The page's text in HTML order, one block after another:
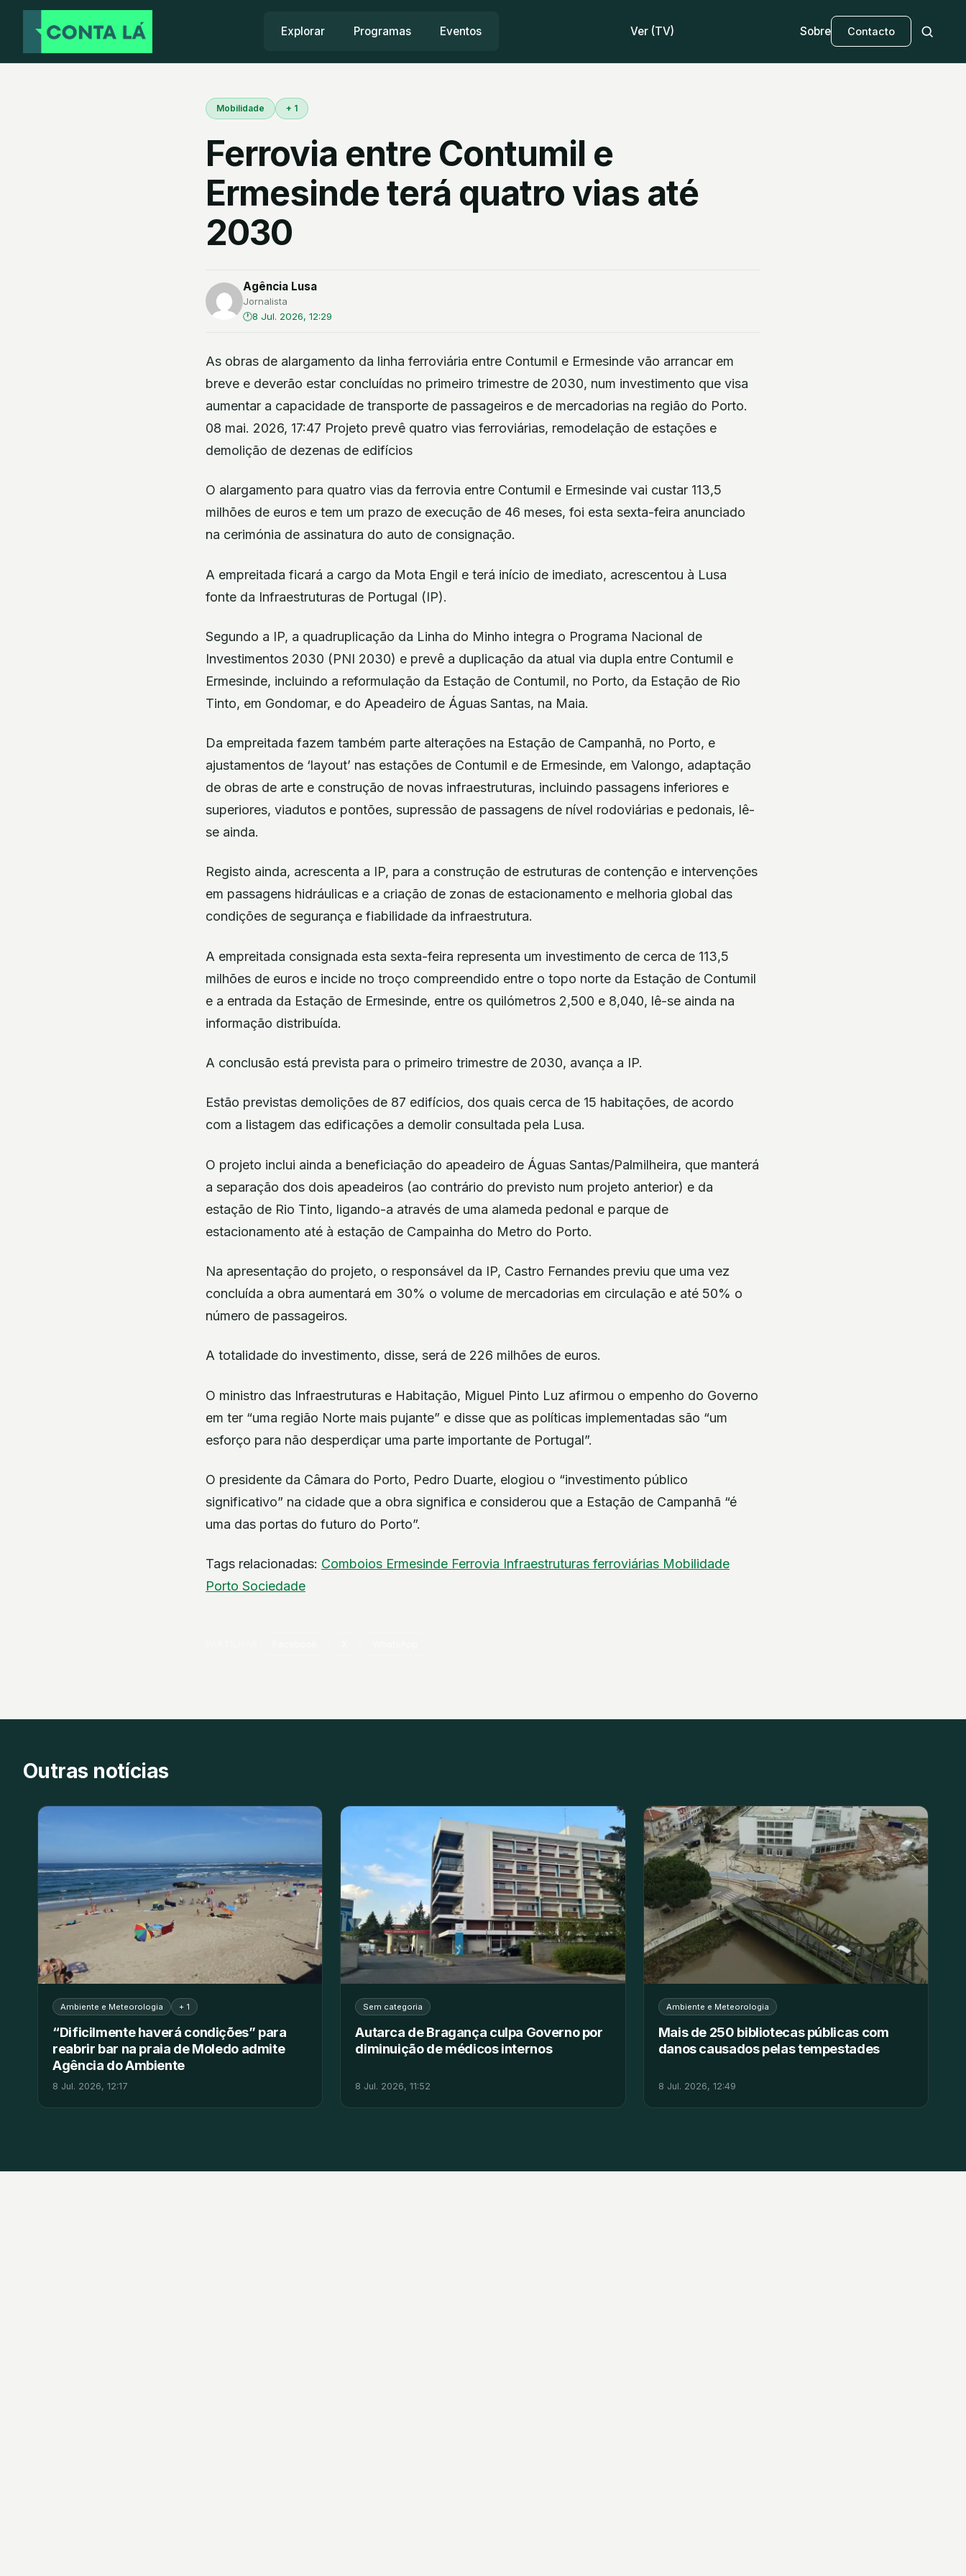
Explorar Programas Eventos Ver (TV) Sobre Contacto
Mobilidade + 1
Ferrovia entre Contumil e
Ermesinde terá quatro vias até
2030
Agência Lusa
Jornalista
8 Jul. 2026, 12:29
As obras de alargamento da linha ferroviária entre Contumil e Ermesinde vão arrancar em
breve e deverão estar concluídas no primeiro trimestre de 2030, num investimento que visa
aumentar a capacidade de transporte de passageiros e de mercadorias na região do Porto.
08 mai. 2026, 17:47 Projeto prevê quatro vias ferroviárias, remodelação de estações e
demolição de dezenas de edifícios
O alargamento para quatro vias da ferrovia entre Contumil e Ermesinde vai custar 113,5
milhões de euros e tem um prazo de execução de 46 meses, foi esta sexta-feira anunciado
na cerimónia de assinatura do auto de consignação.
A empreitada ficará a cargo da Mota Engil e terá início de imediato, acrescentou à Lusa
fonte da Infraestruturas de Portugal (IP).
Segundo a IP, a quadruplicação da Linha do Minho integra o Programa Nacional de
Investimentos 2030 (PNI 2030) e prevê a duplicação da atual via dupla entre Contumil e
Ermesinde, incluindo a reformulação da Estação de Contumil, no Porto, da Estação de Rio
Tinto, em Gondomar, e do Apeadeiro de Águas Santas, na Maia.
Da empreitada fazem também parte alterações na Estação de Campanhã, no Porto, e
ajustamentos de ‘layout’ nas estações de Contumil e de Ermesinde, em Valongo, adaptação
de obras de arte e construção de novas infraestruturas, incluindo passagens inferiores e
superiores, viadutos e pontões, supressão de passagens de nível rodoviárias e pedonais, lê-
se ainda.
Registo ainda, acrescenta a IP, para a construção de estruturas de contenção e intervenções
em passagens hidráulicas e a criação de zonas de estacionamento e melhoria global das
condições de segurança e fiabilidade da infraestrutura.
A empreitada consignada esta sexta-feira representa um investimento de cerca de 113,5
milhões de euros e incide no troço compreendido entre o topo norte da Estação de Contumil
e a entrada da Estação de Ermesinde, entre os quilómetros 2,500 e 8,040, lê-se ainda na
informação distribuída.
A conclusão está prevista para o primeiro trimestre de 2030, avança a IP.
Estão previstas demolições de 87 edifícios, dos quais cerca de 15 habitações, de acordo
com a listagem das edificações a demolir consultada pela Lusa.
O projeto inclui ainda a beneficiação do apeadeiro de Águas Santas/Palmilheira, que manterá
a separação dos dois apeadeiros (ao contrário do previsto num projeto anterior) e da
estação de Rio Tinto, ligando-a através de uma alameda pedonal e parque de
estacionamento até à estação de Campainha do Metro do Porto.
Na apresentação do projeto, o responsável da IP, Castro Fernandes previu que uma vez
concluída a obra aumentará em 30% o volume de mercadorias em circulação e até 50% o
número de passageiros.
A totalidade do investimento, disse, será de 226 milhões de euros.
O ministro das Infraestruturas e Habitação, Miguel Pinto Luz afirmou o empenho do Governo
em ter “uma região Norte mais pujante” e disse que as políticas implementadas são “um
esforço para não desperdiçar uma parte importante de Portugal”.
O presidente da Câmara do Porto, Pedro Duarte, elogiou o “investimento público
significativo” na cidade que a obra significa e considerou que a Estação de Campanhã “é
uma das portas do futuro do Porto”.
Tags relacionadas: Comboios Ermesinde Ferrovia Infraestruturas ferroviárias Mobilidade
Porto Sociedade
Outras notícias
Ambiente e Meteorologia + 1
“Dificilmente haverá condições” para
reabrir bar na praia de Moledo admite
Agência do Ambiente
8 Jul. 2026, 12:17
Sem categoria
Autarca de Bragança culpa Governo por
diminuição de médicos internos
8 Jul. 2026, 11:52
Ambiente e Meteorologia
Mais de 250 bibliotecas públicas com
danos causados pelas tempestades
8 Jul. 2026, 12:49